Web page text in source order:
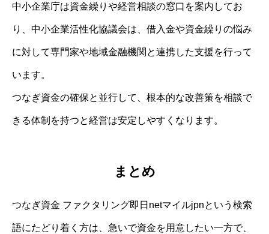
中小企業庁は資金繰りや経営相談の窓口を案内してお
り、中小企業活性化協議会は、借入金や資金繰りの悩み
に対して専門家や地域金融機関と連携した支援を行って
います。
つなぎ資金の確保と並行して、根本的な改善策を相談で
きる体制を持つと経営は安定しやすくなります。
まとめ
つなぎ資金 ファクタリング即日netマイルjpnという検索
語にたどり着く方は、急いで資金を用意したい一方で、